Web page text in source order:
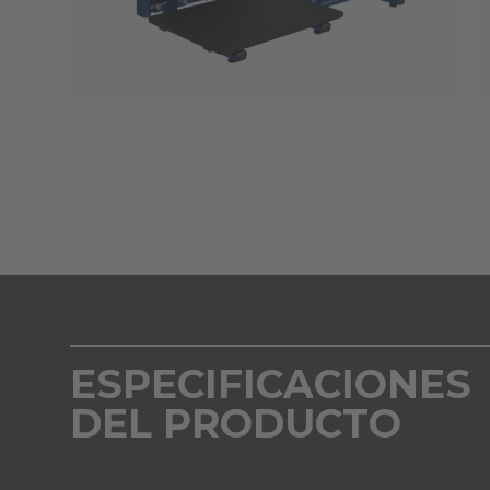
ESPECIFICACIONES
DEL PRODUCTO